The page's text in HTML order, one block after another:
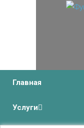
Главная
Услуги